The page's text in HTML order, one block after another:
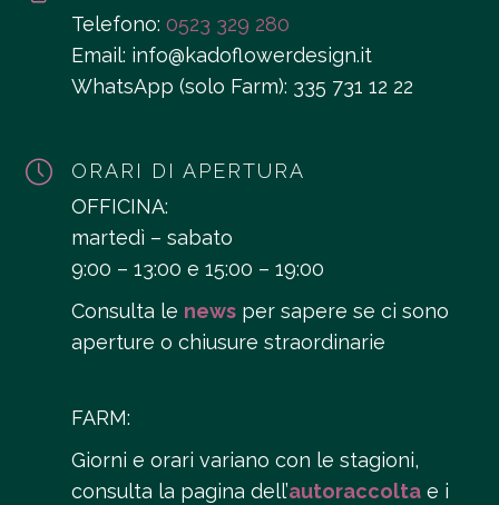
Telefono:0523 329 280
Email: info@kadoflowerdesign.it
WhatsApp (solo Farm): 335 731 12 22
ORARI DI APERTURA
OFFICINA:
martedì – sabato
9:00 – 13:00 e 15:00 – 19:00
Consulta le news per sapere se ci sono
aperture o chiusure straordinarie
FARM:
Giorni e orari variano con le stagioni,
consulta la pagina dell’autoraccolta e i